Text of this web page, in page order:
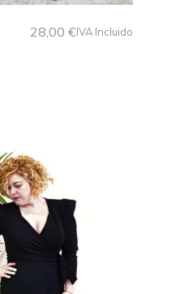
28,00 €IVA Incluido